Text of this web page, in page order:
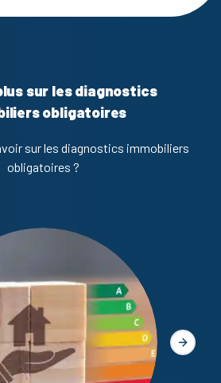
sur les diagnostics
obligatoires
sur les diagnostics immobiliers
obligatoires ?
Slide